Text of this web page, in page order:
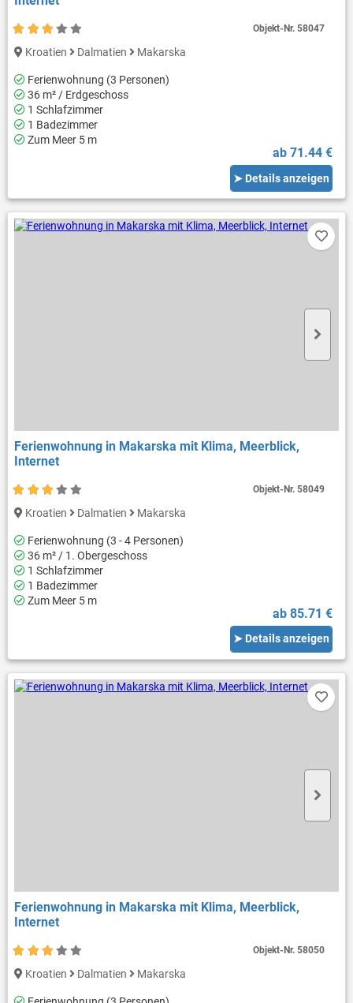
Kroatien Dalmatien Makarska
Ferienwohnung (3 Personen)
36 m² / Erdgeschoss
1 Schlafzimmer
1 Badezimmer
Zum Meer 5 m
ab 71.44 €
➤ Details anzeigen
Objekt-Nr.58047
Ferienwohnung in Makarska mit Klima, Meerblick,
Internet
Kroatien Dalmatien Makarska
Ferienwohnung (3 - 4 Personen)
36 m² / 1. Obergeschoss
1 Schlafzimmer
1 Badezimmer
Zum Meer 5 m
ab 85.71 €
➤ Details anzeigen
Objekt-Nr.58049
Ferienwohnung in Makarska mit Klima, Meerblick,
Internet
Kroatien Dalmatien Makarska
Objekt-Nr.58050